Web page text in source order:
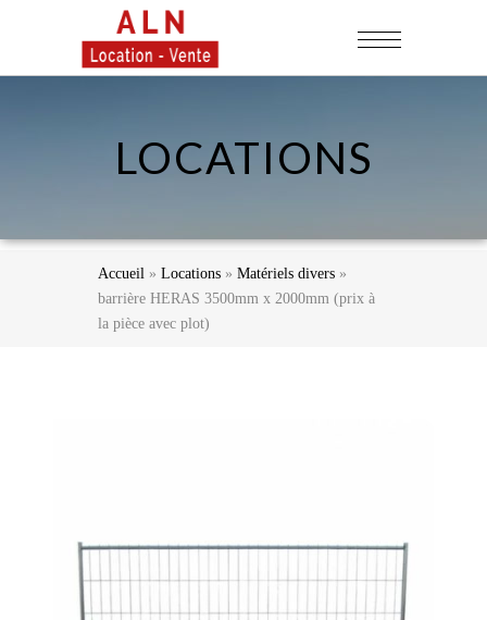
LOCATIONS
Accueil» Locations» Matériels divers»
barrière HERAS 3500mm x 2000mm (prix à
la pièce avec plot)